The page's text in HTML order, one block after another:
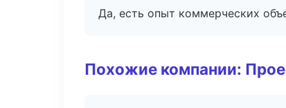
Да, есть опыт коммерческих
Похожие компании: